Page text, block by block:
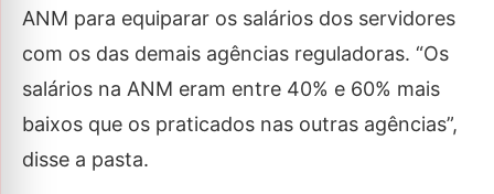
ANM para equiparar os salários dos servidores
com os das demais agências reguladoras. “Os
salários na ANM eram entre 40% e 60% mais
baixos que os praticados nas outras agências”,
disse a pasta.